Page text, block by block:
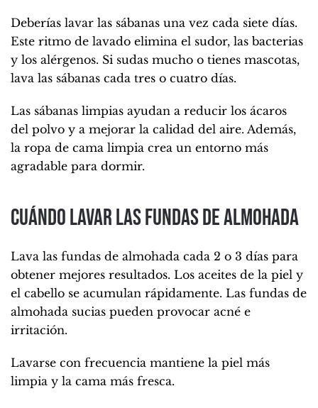
Deberías lavar las sábanas una vez cada siete días.
Este ritmo de lavado elimina el sudor, las bacterias
y los alérgenos. Si sudas mucho o tienes mascotas,
lava las sábanas cada tres o cuatro días.
Las sábanas limpias ayudan a reducir los ácaros
del polvo y a mejorar la calidad del aire. Además,
la ropa de cama limpia crea un entorno más
agradable para dormir.
Cuándo lavar las fundas de almohada
Lava las fundas de almohada cada 2 o 3 días para
obtener mejores resultados. Los aceites de la piel y
el cabello se acumulan rápidamente. Las fundas de
almohada sucias pueden provocar acné e
irritación.
Lavarse con frecuencia mantiene la piel más
limpia y la cama más fresca.